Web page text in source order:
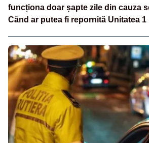
funcționa doar șapte zile din cauza
Când ar putea fi repornită Unitatea 1